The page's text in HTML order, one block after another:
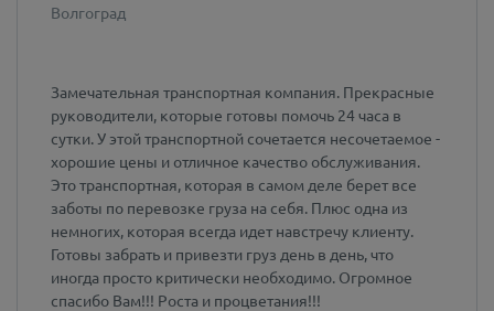
Волгоград
Замечательная транспортная компания. Прекрасные
руководители, которые готовы помочь 24 часа в
сутки. У этой транспортной сочетается несочетаемое -
хорошие цены и отличное качество обслуживания.
Это транспортная, которая в самом деле берет все
заботы по перевозке груза на себя. Плюс одна из
немногих, которая всегда идет навстречу клиенту.
Готовы забрать и привезти груз день в день, что
иногда просто критически необходимо. Огромное
спасибо Вам!!! Роста и процветания!!!